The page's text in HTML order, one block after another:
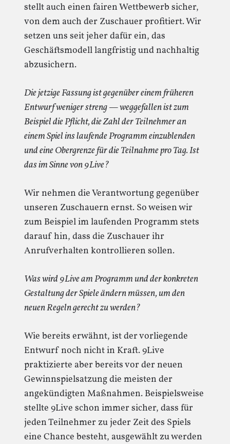
stellt auch einen fairen Wettbewerb sicher,
von dem auch der Zuschauer profitiert. Wir
setzen uns seit jeher dafür ein, das
Geschäftsmodell langfristig und nachhaltig
abzusichern.
Die jetzige Fassung ist gegenüber einem früheren
Entwurf weniger streng — weggefallen ist zum
Beispiel die Pflicht, die Zahl der Teilnehmer an
einem Spiel ins laufende Programm einzublenden
und eine Obergrenze für die Teilnahme pro Tag. Ist
das im Sinne von 9Live?
Wir nehmen die Verantwortung gegenüber
unseren Zuschauern ernst. So weisen wir
zum Beispiel im laufenden Programm stets
darauf hin, dass die Zuschauer ihr
Anrufverhalten kontrollieren sollen.
Was wird 9Live am Programm und der konkreten
Gestaltung der Spiele ändern müssen, um den
neuen Regeln gerecht zu werden?
Wie bereits erwähnt, ist der vorliegende
Entwurf noch nicht in Kraft. 9Live
praktizierte aber bereits vor der neuen
Gewinnspielsatzung die meisten der
angekündigten Maßnahmen. Beispielsweise
stellte 9Live schon immer sicher, dass für
jeden Teilnehmer zu jeder Zeit des Spiels
eine Chance besteht, ausgewählt zu werden